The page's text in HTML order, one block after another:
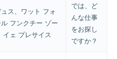
ス、ワット フォ
ル フンクチー ゾー
イェ プレサイス
では、ど
んな仕事
をお探し
ですか？